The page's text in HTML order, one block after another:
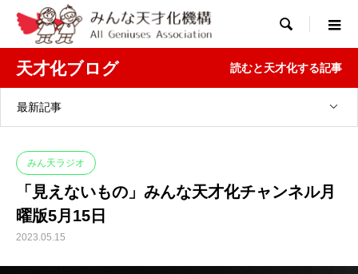

天才化ブログ 読むと天才化する記事
最新記事
みん天ラジオ
「見えないもの」みんな天才化チャンネル月
曜版5月15日
2023.05.15